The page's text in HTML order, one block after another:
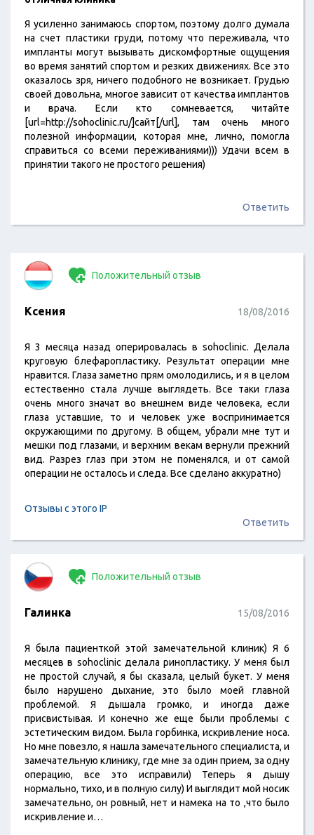
Я усиленно занимаюсь спортом, поэтому долго думала
на счет пластики груди, потому что переживала, что
импланты могут вызывать дискомфортные ощущения
во время занятий спортом и резких движениях. Все это
оказалось зря, ничего подобного не возникает. Грудью
своей довольна, многое зависит от качества имплантов
и врача. Если кто сомневается, читайте
[url=http://sohoclinic.ru/]сайт[/url], там очень много
полезной информации, которая мне, лично, помогла
справиться со всеми переживаниями))) Удачи всем в
принятии такого не простого решения)
Ответить
Положительный отзыв
Ксения 18/08/2016
Я 3 месяца назад оперировалась в sohoclinic. Делала
круговую блефаропластику. Результат операции мне
нравится. Глаза заметно прям омолодились, и я в целом
естественно стала лучше выглядеть. Все таки глаза
очень много значат во внешнем виде человека, если
глаза уставшие, то и человек уже воспринимается
окружающими по другому. В общем, убрали мне тут и
мешки под глазами, и верхним векам вернули прежний
вид. Разрез глаз при этом не поменялся, и от самой
операции не осталось и следа. Все сделано аккуратно)
Отзывы с этого IP
Ответить
Положительный отзыв
Галинка 15/08/2016
Я была пациенткой этой замечательной клиник) Я 6
месяцев в sohoclinic делала ринопластику. У меня был
не простой случай, я бы сказала, целый букет. У меня
было нарушено дыхание, это было моей главной
проблемой. Я дышала громко, и иногда даже
присвистывая. И конечно же еще были проблемы с
эстетическим видом. Была горбинка, искривление носа.
Но мне повезло, я нашла замечательного специалиста, и
замечательную клинику, где мне за один прием, за одну
операцию, все это исправили) Теперь я дышу
нормально, тихо, и в полную силу) И выглядит мой носик
замечательно, он ровный, нет и намека на то ,что было
искривление и…